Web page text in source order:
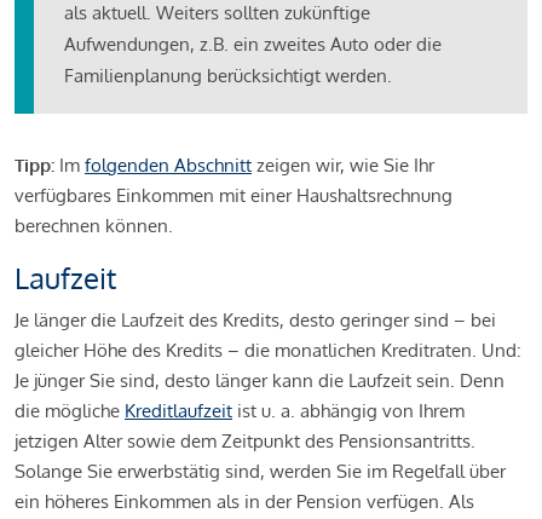
als aktuell. Weiters sollten zukünftige
Aufwendungen, z.B. ein zweites Auto oder die
Familienplanung berücksichtigt werden.
Tipp: Im folgenden Abschnitt zeigen wir, wie Sie Ihr
verfügbares Einkommen mit einer Haushaltsrechnung
berechnen können.
Laufzeit
Je länger die Laufzeit des Kredits, desto geringer sind – bei
gleicher Höhe des Kredits – die monatlichen Kreditraten. Und:
Je jünger Sie sind, desto länger kann die Laufzeit sein. Denn
die mögliche Kreditlaufzeit ist u. a. abhängig von Ihrem
jetzigen Alter sowie dem Zeitpunkt des Pensionsantritts.
Solange Sie erwerbstätig sind, werden Sie im Regelfall über
ein höheres Einkommen als in der Pension verfügen. Als